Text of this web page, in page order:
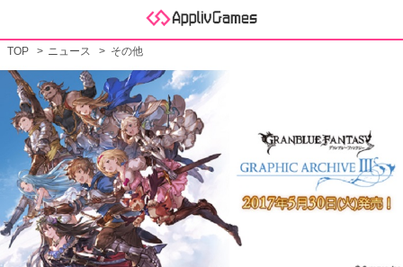
TOP ニュース その他